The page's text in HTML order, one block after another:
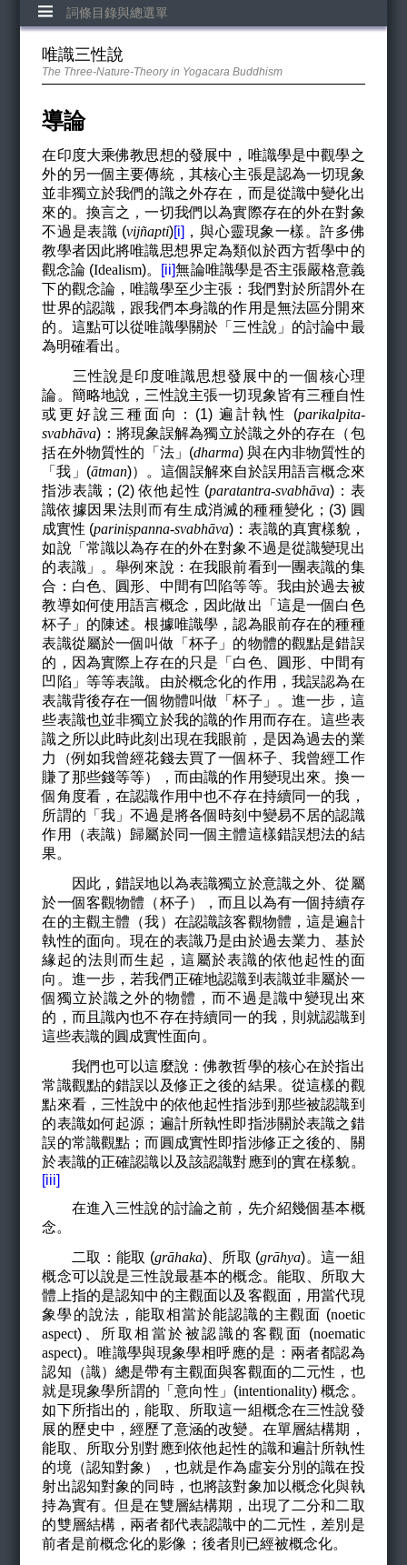
詞條目錄與總選單
唯識三性說
The Three-Nature-Theory in Yogacara Buddhism
導論
在印度大乘佛教思想的發展中，唯識學是中觀學之
外的另一個主要傳統，其核心主張是認為一切現象
並非獨立於我們的識之外存在，而是從識中變化出
來的。換言之，一切我們以為實際存在的外在對象
不過是表識 (vijñapti)[i] ，與心靈現象一樣。許多佛
教學者因此將唯識思想界定為類似於西方哲學中的
觀念論 (Idealism)。 [ii]無論唯識學是否主張嚴格意義
下的觀念論，唯識學至少主張：我們對於所謂外在
世界的認識，跟我們本身識的作用是無法區分開來
的。這點可以從唯識學關於「三性說」的討論中最
為明確看出。
三性說是印度唯識思想發展中的一個核心理
論。簡略地說，三性說主張一切現象皆有三種自性
或更好說三種面向：(1) 遍計執性 (parikalpita-
svabhāva)：將現象誤解為獨立於識之外的存在（包
括在外物質性的「法」(dharma) 與在內非物質性的
「我」(ātman)）。這個誤解來自於誤用語言概念來
指涉表識；(2) 依他起性 (paratantra-svabhāva)：表
識依據因果法則而有生成消滅的種種變化；(3) 圓
成實性 (pariniṣpanna-svabhāva)：表識的真實樣貌，
如說「常識以為存在的外在對象不過是從識變現出
的表識」。舉例來說：在我眼前看到一團表識的集
合：白色、圓形、中間有凹陷等等。我由於過去被
教導如何使用語言概念，因此做出「這是一個白色
杯子」的陳述。根據唯識學，認為眼前存在的種種
表識從屬於一個叫做「杯子」的物體的觀點是錯誤
的，因為實際上存在的只是「白色、圓形、中間有
凹陷」等等表識。由於概念化的作用，我誤認為在
表識背後存在一個物體叫做「杯子」。進一步，這
些表識也並非獨立於我的識的作用而存在。這些表
識之所以此時此刻出現在我眼前，是因為過去的業
力（例如我曾經花錢去買了一個杯子、我曾經工作
賺了那些錢等等），而由識的作用變現出來。換一
個角度看，在認識作用中也不存在持續同一的我，
所謂的「我」不過是將各個時刻中變易不居的認識
作用（表識）歸屬於同一個主體這樣錯誤想法的結
果。
因此，錯誤地以為表識獨立於意識之外、從屬
於一個客觀物體（杯子），而且以為有一個持續存
在的主觀主體（我）在認識該客觀物體，這是遍計
執性的面向。現在的表識乃是由於過去業力、基於
緣起的法則而生起，這屬於表識的依他起性的面
向。進一步，若我們正確地認識到表識並非屬於一
個獨立於識之外的物體，而不過是識中變現出來
的，而且識內也不存在持續同一的我，則就認識到
這些表識的圓成實性面向。
我們也可以這麼說：佛教哲學的核心在於指出
常識觀點的錯誤以及修正之後的結果。從這樣的觀
點來看，三性說中的依他起性指涉到那些被認識到
的表識如何起源；遍計所執性即指涉關於表識之錯
誤的常識觀點；而圓成實性即指涉修正之後的、關
於表識的正確認識以及該認識對應到的實在樣貌。
[iii]
在進入三性說的討論之前，先介紹幾個基本概
念。
二取：能取 (grāhaka)、所取 (grāhya)。這一組
概念可以說是三性說最基本的概念。能取、所取大
體上指的是認知中的主觀面以及客觀面，用當代現
象學的說法，能取相當於能認識的主觀面 (noetic
aspect)、所取相當於被認識的客觀面 (noematic
aspect)。唯識學與現象學相呼應的是：兩者都認為
認知（識）總是帶有主觀面與客觀面的二元性，也
就是現象學所謂的「意向性」(intentionality) 概念。
如下所指出的，能取、所取這一組概念在三性說發
展的歷史中，經歷了意涵的改變。在單層結構期，
能取、所取分別對應到依他起性的識和遍計所執性
的境（認知對象），也就是作為虛妄分別的識在投
射出認知對象的同時，也將該對象加以概念化與執
持為實有。但是在雙層結構期，出現了二分和二取
的雙層結構，兩者都代表認識中的二元性，差別是
前者是前概念化的影像；後者則已經被概念化。